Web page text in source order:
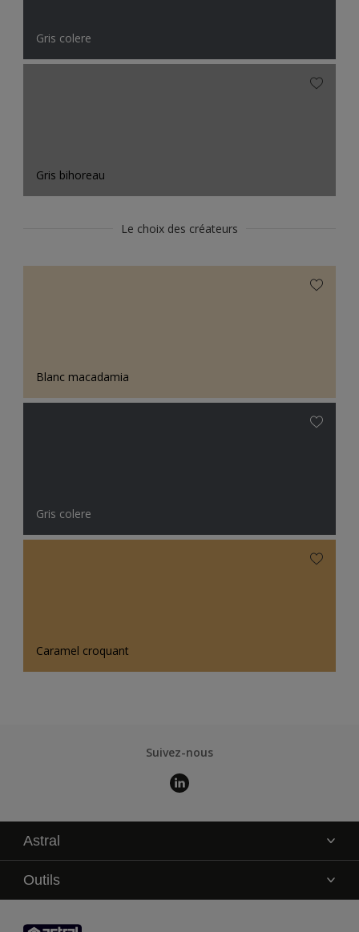
Gris colere
Gris bihoreau
Le choix des créateurs
Blanc macadamia
Gris colere
Caramel croquant
Suivez-nous
Astral
La marque
Service technique
Contact
Outils